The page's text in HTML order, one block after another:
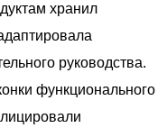
хранил
руководства.
функционального